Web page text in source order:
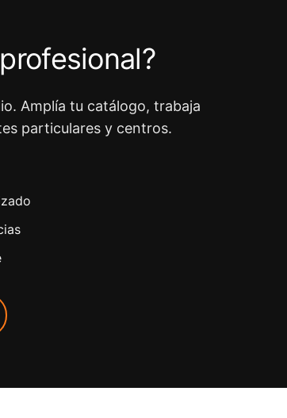
Amplía tu catálogo, trabaja
particulares y centros.